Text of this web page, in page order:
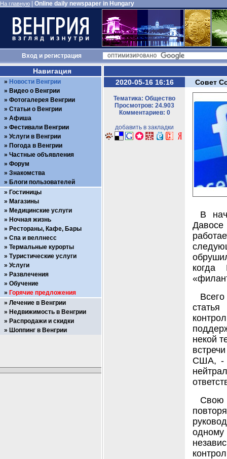
На главную Online daily newspaper in Hungary
Входи регистрация
2020-05-16 16:16
Тематика: Общество
Просмотров: 24.903
Комментариев: 0
добавить в закладки
Совет
В
Давосе
когда
некой
США, -
Свою
Навигация
Новости Венгрии
Видео о Венгрии
Фотогалерея Венгрии
Статьи о Венгрии
Афиша
Фестивали Венгрии
Услуги в Венгрии
Погода в Венгрии
Частные объявления
Форум
Знакомства
Блоги пользователей
Гостиницы
Магазины
Медицинские услуги
Ночная жизнь
Рестораны, Кафе, Бары
Спа и веллнесс
Термальные курорты
Туристические услуги
Услуги
Развлечения
Обучение
Горячие предложения
Лечение в Венгрии
Недвижимость в Венгрии
Распродажи и скидки
Шоппинг в Венгрии